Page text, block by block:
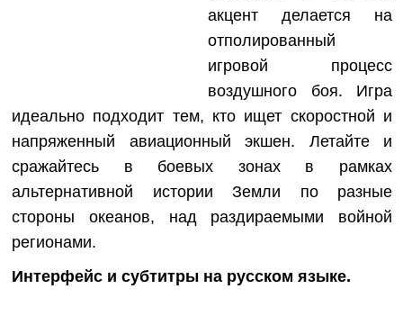
акцент делается на
отполированный
игровой процесс
воздушного боя. Игра
идеально подходит тем, кто ищет скоростной и
напряженный авиационный экшен. Летайте и
сражайтесь в боевых зонах в рамках
альтернативной истории Земли по разные
стороны океанов, над раздираемыми войной
регионами.
Интерфейс и субтитры на русском языке.